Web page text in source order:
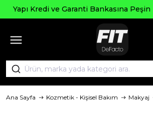
Yapı Kredi ve Garanti Bankasına
Ana Sayfa Kozmetik - Kişisel Bakım Makyaj